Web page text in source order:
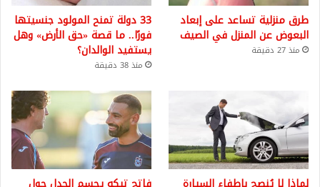
طرق منزلية تساعد على إبعاد
البعوض عن المنزل في الصيف
منذ 27 دقيقة
33 دولة تمنح المولود جنسيتها
فورًا.. ما قصة «حق الأرض» وهل
يستفيد الوالدان؟
منذ 38 دقيقة